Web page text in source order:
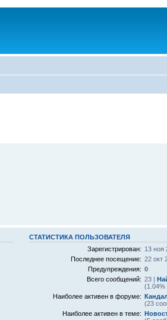
СТАТИСТИКА ПОЛЬЗОВАТЕЛЯ
Зарегистрирован: 13 ноя
Последнее посещение: 22 окт
Предупреждения: 0
Всего сообщений: 23 |
(1.04%
Наиболее активен в форуме:
(23
Наиболее активен в теме: